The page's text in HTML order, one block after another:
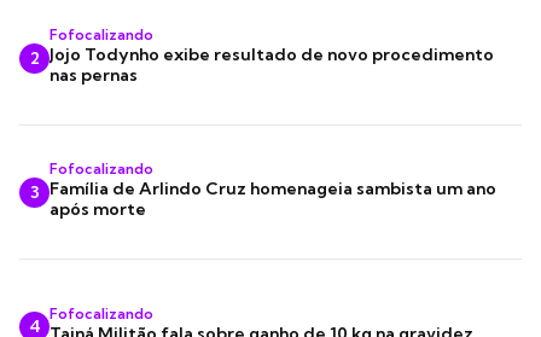
2
Fofocalizando
Jojo Todynho exibe resultado de novo procedimento
nas pernas
3
Fofocalizando
Família de Arlindo Cruz homenageia sambista um ano
após morte
4
Fofocalizando